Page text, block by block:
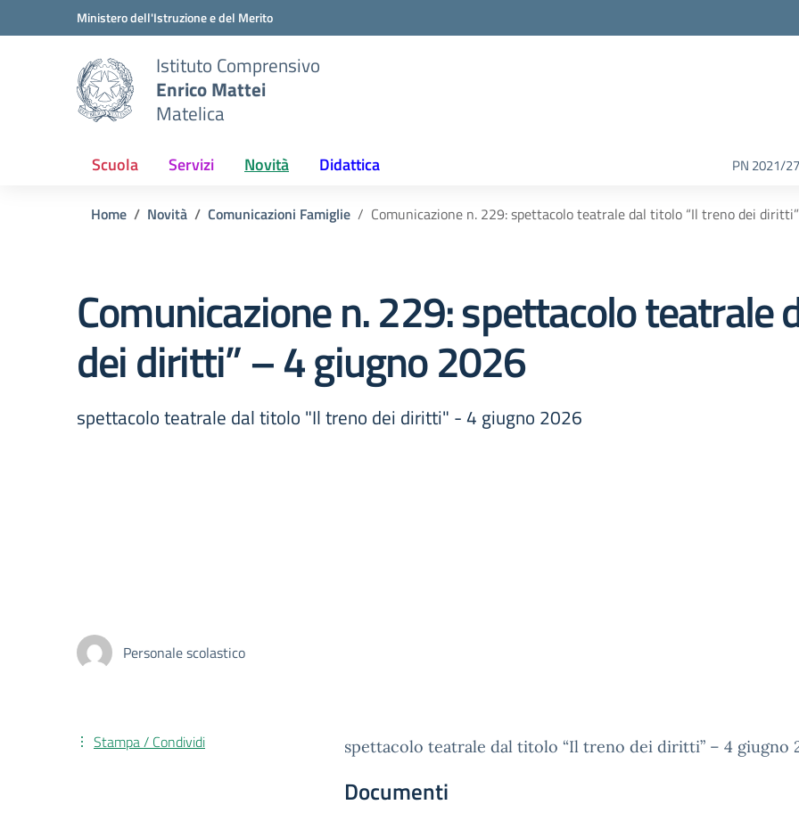
Vai ai contenuti
Vai al menu di navigazioneMinistero dell'Istruzione e del Merito
Istituto Comprensivo
Enrico Mattei
Matelica
Scuola Servizi Novità Didattica PN 2021/27
Home Novità Comunicazioni Famiglie Comunicazione n. 229: spettacolo teatrale dal titolo “Il treno dei
Comunicazione n. 229: spettacolo teatrale
dei diritti” – 4 giugno 2026
spettacolo teatrale dal titolo "Il treno dei diritti" - 4 giugno 2026
Personale scolastico
spettacolo teatrale dal titolo “Il treno dei diritti” – 4 giugno
Documenti
Stampa / Condividi